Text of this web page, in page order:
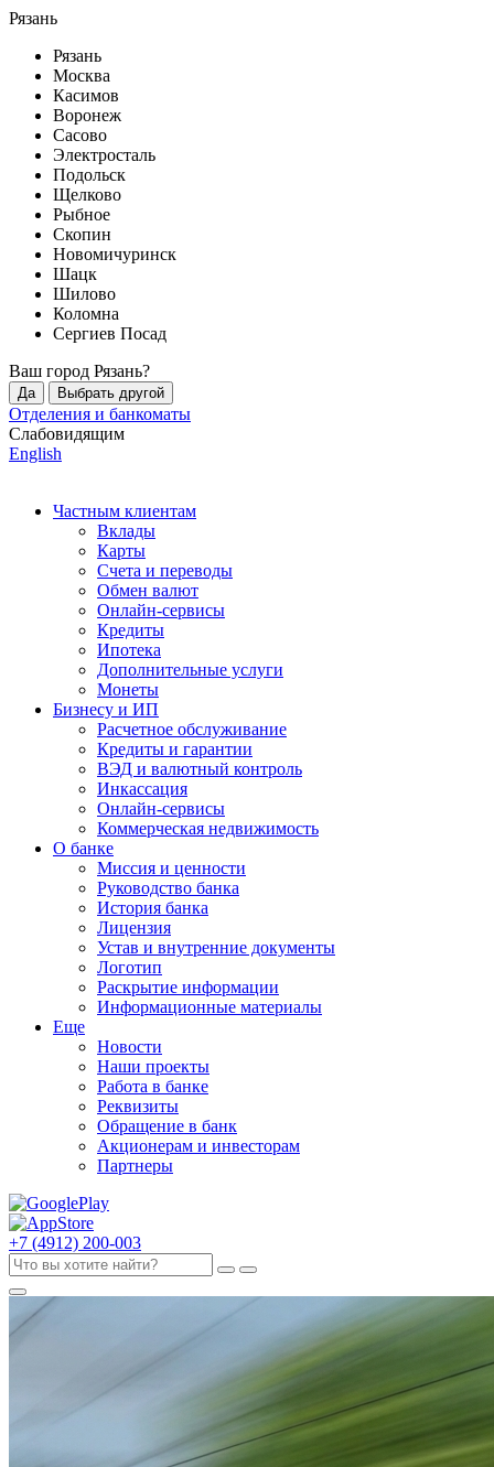
Рязань
Рязань
Москва
Касимов
Воронеж
Сасово
Электросталь
Подольск
Щелково
Рыбное
Скопин
Новомичуринск
Шацк
Шилово
Коломна
Сергиев Посад
Ваш город Рязань?
Да Выбрать другой
Отделения и банкоматы
Слабовидящим
English
Частным клиентам
Вклады
Карты
Счета и переводы
Обмен валют
Онлайн-сервисы
Кредиты
Ипотека
Дополнительные услуги
Монеты
Бизнесу и ИП
Расчетное обслуживание
Кредиты и гарантии
ВЭД и валютный контроль
Инкассация
Онлайн-сервисы
Коммерческая недвижимость
О банке
Миссия и ценности
Руководство банка
История банка
Лицензия
Устав и внутренние документы
Логотип
Раскрытие информации
Информационные материалы
Еще
Новости
Наши проекты
Работа в банке
Реквизиты
Обращение в банк
Акционерам и инвесторам
Партнеры
+7 (4912) 200-003